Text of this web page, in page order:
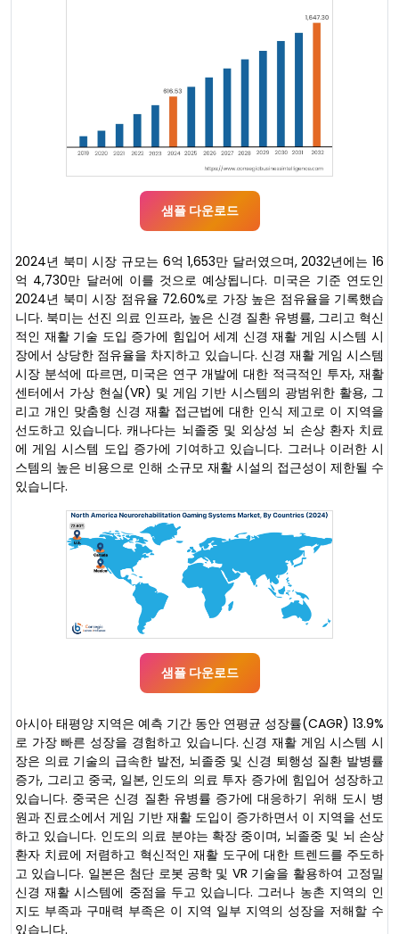
샘플 다운로드
2024년 북미 시장 규모는 6억 1,653만 달러였으며, 2032년에는 16
억 4,730만 달러에 이를 것으로 예상됩니다. 미국은 기준 연도인
2024년 북미 시장 점유율 72.60%로 가장 높은 점유율을 기록했습
니다. 북미는 선진 의료 인프라, 높은 신경 질환 유병률, 그리고 혁신
적인 재활 기술 도입 증가에 힘입어 세계 신경 재활 게임 시스템 시
장에서 상당한 점유율을 차지하고 있습니다. 신경 재활 게임 시스템
시장 분석에 따르면, 미국은 연구 개발에 대한 적극적인 투자, 재활
센터에서 가상 현실(VR) 및 게임 기반 시스템의 광범위한 활용, 그
리고 개인 맞춤형 신경 재활 접근법에 대한 인식 제고로 이 지역을
선도하고 있습니다. 캐나다는 뇌졸중 및 외상성 뇌 손상 환자 치료
에 게임 시스템 도입 증가에 기여하고 있습니다. 그러나 이러한 시
스템의 높은 비용으로 인해 소규모 재활 시설의 접근성이 제한될 수
있습니다.
샘플 다운로드
아시아 태평양 지역은 예측 기간 동안 연평균 성장률(CAGR) 13.9%
로 가장 빠른 성장을 경험하고 있습니다. 신경 재활 게임 시스템 시
장은 의료 기술의 급속한 발전, 뇌졸중 및 신경 퇴행성 질환 발병률
증가, 그리고 중국, 일본, 인도의 의료 투자 증가에 힘입어 성장하고
있습니다. 중국은 신경 질환 유병률 증가에 대응하기 위해 도시 병
원과 진료소에서 게임 기반 재활 도입이 증가하면서 이 지역을 선도
하고 있습니다. 인도의 의료 분야는 확장 중이며, 뇌졸중 및 뇌 손상
환자 치료에 저렴하고 혁신적인 재활 도구에 대한 트렌드를 주도하
고 있습니다. 일본은 첨단 로봇 공학 및 VR 기술을 활용하여 고정밀
신경 재활 시스템에 중점을 두고 있습니다. 그러나 농촌 지역의 인
지도 부족과 구매력 부족은 이 지역 일부 지역의 성장을 저해할 수
있습니다.